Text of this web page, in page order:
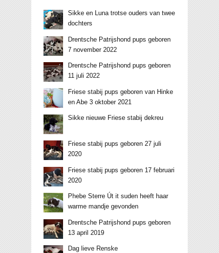
Sikke en Luna trotse ouders van twee
dochters
Drentsche Patrijshond pups geboren
7 november 2022
Drentsche Patrijshond pups geboren
11 juli 2022
Friese stabij pups geboren van Hinke
en Abe 3 oktober 2021
Sikke nieuwe Friese stabij dekreu
Friese stabij pups geboren 27 juli
2020
Friese stabij pups geboren 17 februari
2020
Phebe Sterre Út it suden heeft haar
warme mandje gevonden
Drentsche Patrijshond pups geboren
13 april 2019
Dag lieve Renske